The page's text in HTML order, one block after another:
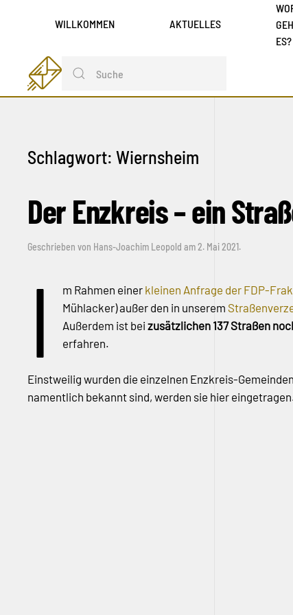
WILLKOMMEN AKTUELLES
ES?
Schlagwort: Wiernsheim
Der Enzkreis – ein
Geschrieben von Hans-Joachim Leopold am2. Mai 2021.
I m Rahmen einer kleinen Anfrage der FDP-
Mühlacker) außer den in unserem
Außerdem ist beizusätzlichen 137 Straßen
erfahren.
Einstweilig wurden die einzelnen Enzkreis-
namentlich bekannt sind, werden sie hier